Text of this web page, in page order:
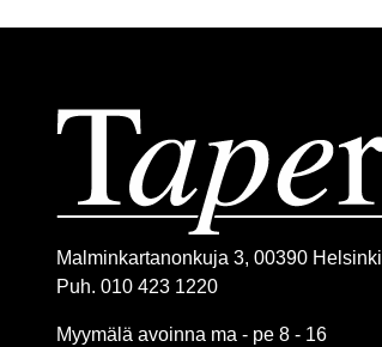
Malminkartanonkuja 3, 00390 Helsinki
Puh. 010 423 1220
Myymälä avoinna ma - pe 8 - 16